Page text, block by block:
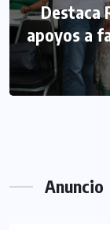
Destaca
apoyos a
Anuncio